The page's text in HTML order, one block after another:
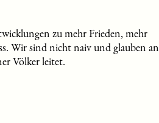
zu mehr Frieden, mehr
Wir sind nicht naiv und glauben an
Völker leitet.